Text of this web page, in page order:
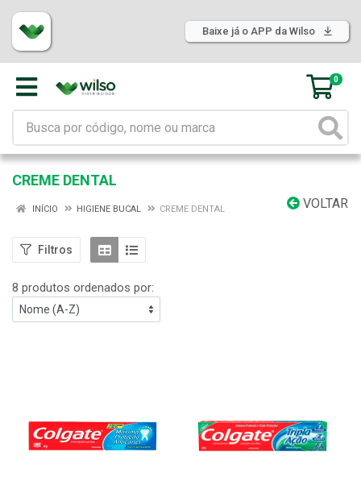
Baixe já o APP da Wilso
0
CREME DENTAL
VOLTAR
INÍCIO HIGIENE BUCAL CREME DENTAL
Filtros
8 produtos ordenados por: